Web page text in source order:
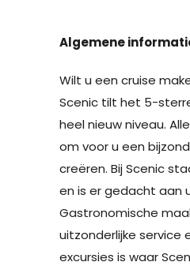
Algemene
Wilt u een cruise
Scenic tilt het 5-
heel nieuw niveau.
om voor u een
creëren. Bij Scenic
en is er gedacht aan
Gastronomische
uitzonderlijke service
excursies is waar